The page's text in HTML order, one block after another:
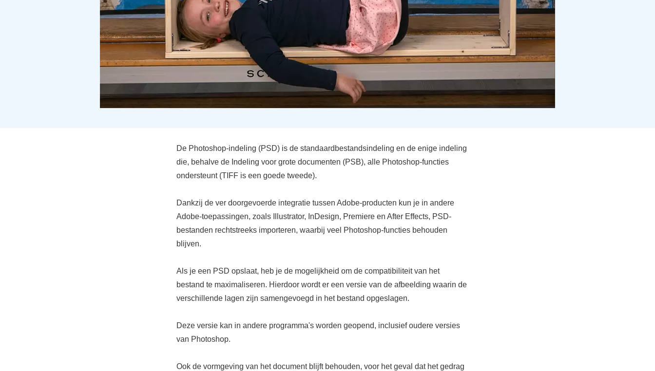
De Photoshop-indeling (PSD) is de standaardbestandsindeling en de enige indeling
die, behalve de Indeling voor grote documenten (PSB), alle Photoshop-functies
ondersteunt (TIFF is een goede tweede).
Dankzij de ver doorgevoerde integratie tussen Adobe-producten kun je in andere
Adobe-toepassingen, zoals Illustrator, InDesign, Premiere en After Effects, PSD-
bestanden rechtstreeks importeren, waarbij veel Photoshop-functies behouden
blijven.
Als je een PSD opslaat, heb je de mogelijkheid om de compatibiliteit van het
bestand te maximaliseren. Hierdoor wordt er een versie van de afbeelding waarin de
verschillende lagen zijn samengevoegd in het bestand opgeslagen.
Deze versie kan in andere programma's worden geopend, inclusief oudere versies
van Photoshop.
Ook de vormgeving van het document blijft behouden, voor het geval dat het gedrag